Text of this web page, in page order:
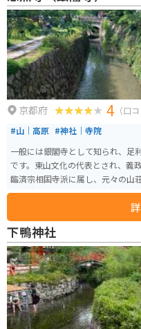
京都府 4 （口
#山｜高原 #神社｜寺院
一般には銀閣寺として知られ、足
です。東山文化の代表とされ、義政
臨済宗相国寺派に属し、元々の山
な建造物である銀閣（国宝）は
閣で、上層は潮音閣、下層は心空
があり、その内部には同仁斎が存
います。 庭園は池泉回遊式庭園（特別名勝・特別史跡）で、特に印象的なの
は本堂前の銀沙灘と向月台の二つ
庭園ともいわれ、昭和6年に発掘した岩
成6年）12月に「古都京都の文化
文化遺産に登録されました。江戸
と呼ばれるようになりました。
下鴨神社